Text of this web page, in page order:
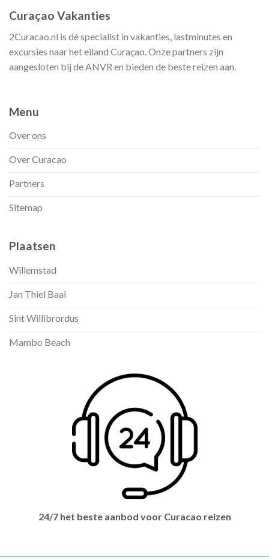
Curaçao Vakanties
2Curacao.nl is dé specialist in vakanties, lastminutes en
excursies naar het eiland Curaçao. Onze partners zijn
aangesloten bij de ANVR en bieden de beste reizen aan.
Menu
Over ons
Over Curacao
Partners
Sitemap
Plaatsen
Willemstad
Jan Thiel Baai
Sint Willibrordus
Mambo Beach
24/7 het beste aanbod voor Curacao reizen